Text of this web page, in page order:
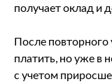
получает оклад и
После
платить, но уже в
с учетом